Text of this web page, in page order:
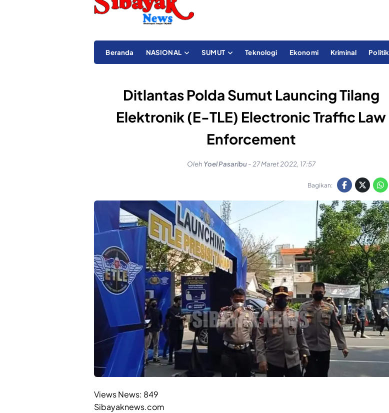
Beranda NASIONAL SUMUT Teknologi Ekonomi Kriminal Politik
Ditlantas Polda Sumut Launcing Tilang
Elektronik (E-TLE) Electronic Traffic Law
Enforcement
Oleh Yoel Pasaribu - 27 Maret 2022, 17:57
Bagikan:
Views News: 849
Sibayaknews.com